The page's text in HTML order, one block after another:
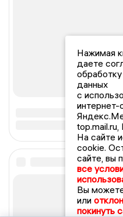
Нажимая
даете
данных
с
интернет-
На сайте
cookie.
сайте, вы
все
Вы
или
покинуть